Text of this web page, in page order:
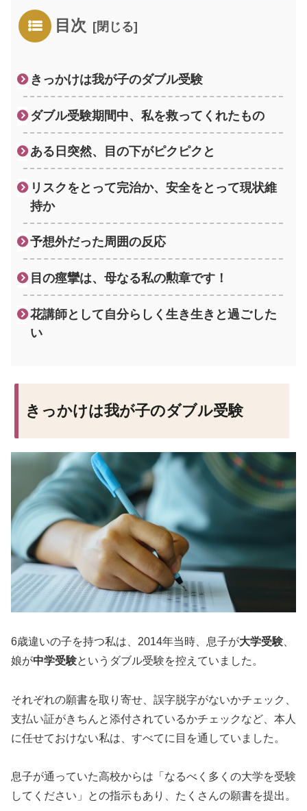
目次
きっかけは我が子のダブル受験
ダブル受験期間中、私を救ってくれたもの
ある日突然、目の下がピクピクと
リスクをとって完治か、安全をとって現状維
持か
予想外だった周囲の反応
目の痙攣は、母なる私の勲章です！
花講師として自分らしく生き生きと過ごした
い
きっかけは我が子のダブル受験
6歳違いの子を持つ私は、2014年当時、息子が大学受験
娘が中学受験というダブル受験を控えていました。
それぞれの願書を取り寄せ、誤字脱字がないかチェック、
支払い証がきちんと添付されているかチェックなど、本人
に任せておけない私は、すべてに目を通していました。
息子が通っていた高校からは「なるべく多くの大学を受験
してください」との指示もあり、たくさんの願書を提出。